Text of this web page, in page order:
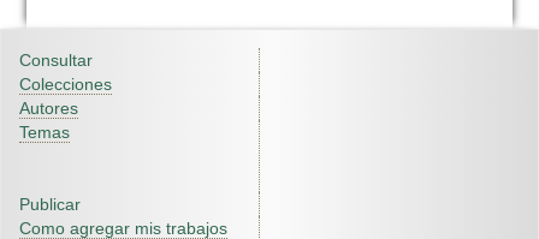
Consultar
Colecciones
Autores
Temas
Publicar
Como agregar mis trabajos